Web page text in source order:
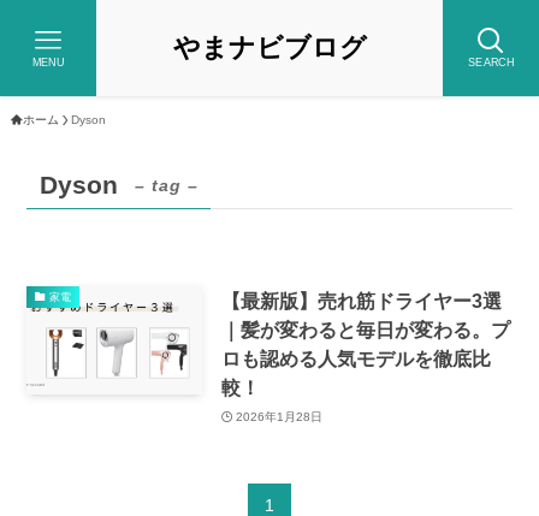
やまナビブログ SEARCH
MENU
ホーム Dyson
Dyson – tag –
家電
【最新版】売れ筋ドライヤー3選
｜髪が変わると毎日が変わる。プ
ロも認める人気モデルを徹底比
較！
2026年1月28日
1